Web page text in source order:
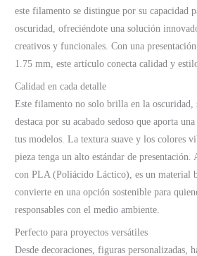
este filamento se distingue por su capacidad
oscuridad, ofreciéndote una solución
creativos y funcionales. Con una
1.75 mm, este artículo conecta calidad y
Calidad en cada detalle
Este filamento no solo brilla en la oscuridad,
destaca por su acabado sedoso que aporta
tus modelos. La textura suave y los colores
pieza tenga un alto estándar de presentación.
con PLA (Poliácido Láctico), es un material
convierte en una opción sostenible para
responsables con el medio ambiente.
Perfecto para proyectos versátiles
Desde decoraciones, figuras personalizadas,